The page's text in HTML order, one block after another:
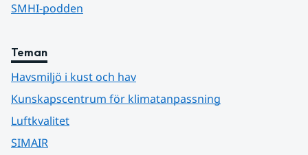
SMHI-podden
Teman
Havsmiljö i kust och hav
Kunskapscentrum för klimatanpassning
Luftkvalitet
SIMAIR